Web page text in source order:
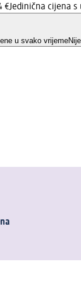
€Jedinična cijena s
u svako vrijeme